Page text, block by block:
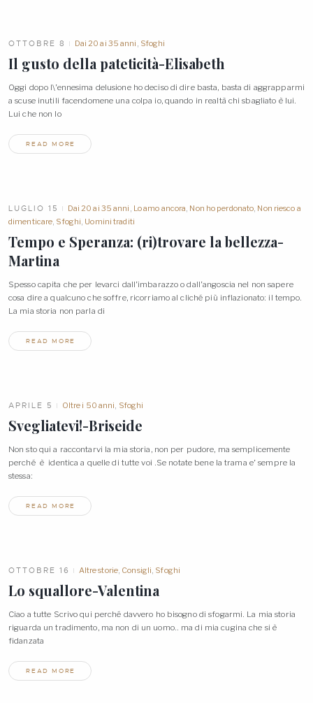
OTTOBRE 8 Dai 20 ai 35 anni , Sfoghi
Il gusto della pateticità-Elisabeth
Oggi dopo l\’ennesima delusione ho deciso di dire basta, basta di aggrapparmi
a scuse inutili facendomene una colpa io, quando in realtà chi sbagliato è lui.
Lui che non lo
READ MORE
LUGLIO 15 Dai 20 ai 35 anni , Lo amo ancora, Non ho perdonato, Non riesco a
dimenticare, Sfoghi, Uomini traditi
Tempo e Speranza: (ri)trovare la bellezza-
Martina
Spesso capita che per levarci dall’imbarazzo o dall’angoscia nel non sapere
cosa dire a qualcuno che soffre, ricorriamo al cliché più inflazionato: il tempo.
La mia storia non parla di
READ MORE
APRILE 5 Oltre i 50 anni, Sfoghi
Svegliatevi!-Briseide
Non sto qui a raccontarvi la mia storia, non per pudore, ma semplicemente
perché è identica a quelle di tutte voi .Se notate bene la trama e’ sempre la
stessa:
READ MORE
OTTOBRE 16 Altre storie, Consigli, Sfoghi
Lo squallore-Valentina
Ciao a tutte Scrivo qui perché davvero ho bisogno di sfogarmi. La mia storia
riguarda un tradimento, ma non di un uomo.. ma di mia cugina che si è
fidanzata
READ MORE